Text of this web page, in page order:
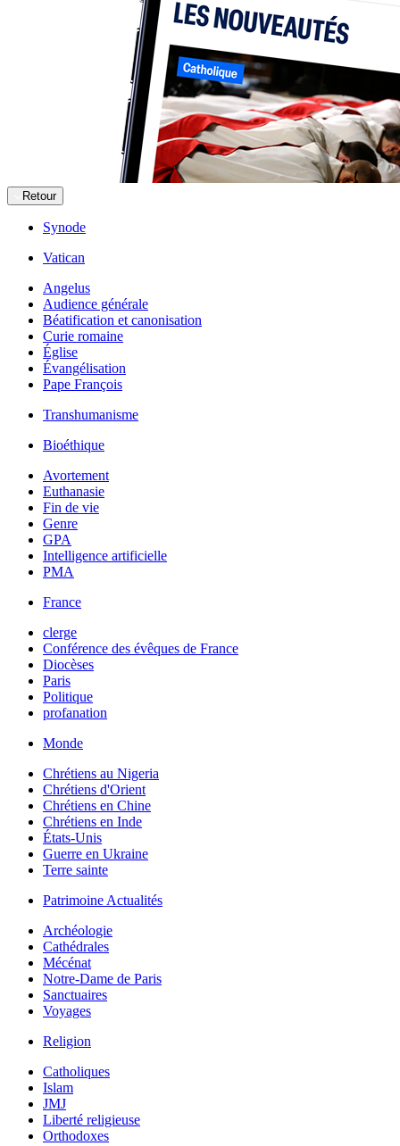
Retour
Synode
Vatican
Angelus
Audience générale
Béatification et canonisation
Curie romaine
Église
Évangélisation
Pape François
Transhumanisme
Bioéthique
Avortement
Euthanasie
Fin de vie
Genre
GPA
Intelligence artificielle
PMA
France
clerge
Conférence des évêques de France
Diocèses
Paris
Politique
profanation
Monde
Chrétiens au Nigeria
Chrétiens d'Orient
Chrétiens en Chine
Chrétiens en Inde
États-Unis
Guerre en Ukraine
Terre sainte
Patrimoine Actualités
Archéologie
Cathédrales
Mécénat
Notre-Dame de Paris
Sanctuaires
Voyages
Religion
Catholiques
Islam
JMJ
Liberté religieuse
Orthodoxes